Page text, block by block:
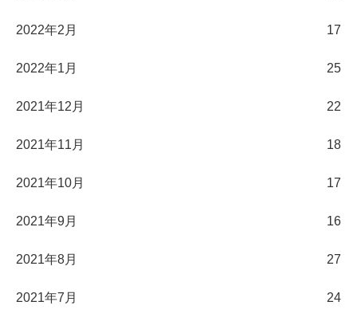
2022年2月 17
2022年1月 25
2021年12月 22
2021年11月 18
2021年10月 17
2021年9月 16
2021年8月 27
2021年7月 24